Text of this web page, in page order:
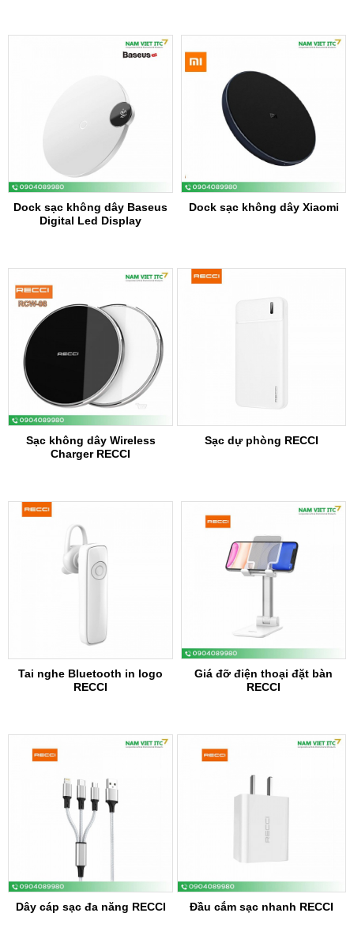
Dock sạc không dây Baseus
Digital Led Display
Dock sạc không dây Xiaomi
Sạc không dây Wireless
Charger RECCI
Sạc dự phòng RECCI
Tai nghe Bluetooth in logo
RECCI
Giá đỡ điện thoại đặt bàn
RECCI
Dây cáp sạc đa năng RECCI Đầu cắm sạc nhanh RECCI